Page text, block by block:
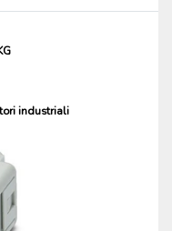
industriali